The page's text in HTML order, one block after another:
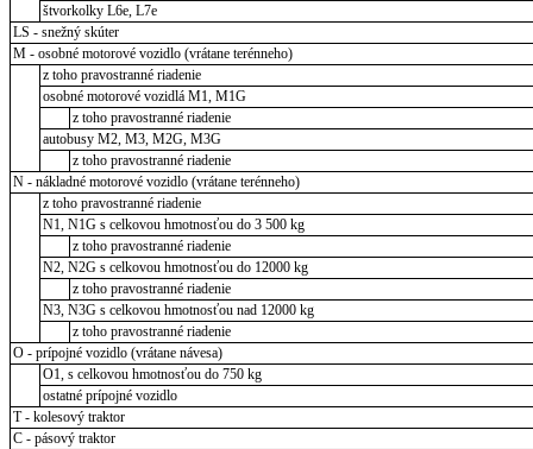
štvorkolky L6e, L7e
LS - snežný skúter
M - osobné motorové vozidlo (vrátane terénneho)
z toho pravostranné riadenie
osobné motorové vozidlá M1, M1G
z toho pravostranné riadenie
autobusy M2, M3, M2G, M3G
z toho pravostranné riadenie
N - nákladné motorové vozidlo (vrátane terénneho)
z toho pravostranné riadenie
N1, N1G s celkovou hmotnosťou do 3 500 kg
z toho pravostranné riadenie
N2, N2G s celkovou hmotnosťou do 12000 kg
z toho pravostranné riadenie
N3, N3G s celkovou hmotnosťou nad 12000 kg
z toho pravostranné riadenie
O - prípojné vozidlo (vrátane návesa)
O1, s celkovou hmotnosťou do 750 kg
ostatné prípojné vozidlo
T - kolesový traktor
C - pásový traktor